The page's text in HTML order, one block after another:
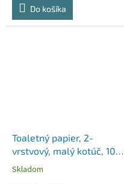
Do košíka
Toaletný papier, 2-
vrstvový, malý kotúč, 10
kotúčov, PUFINA "Soft
Skladom